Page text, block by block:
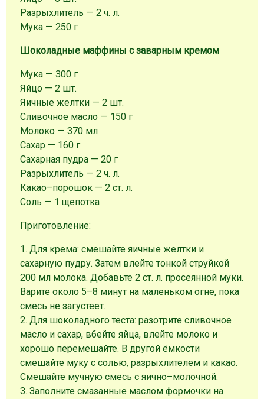
Разрыхлитель — 2 ч. л.
Мука — 250 г
Шоколадные маффины с заварным кремом
Мука — 300 г
Яйцо — 2 шт.
Яичные желтки — 2 шт.
Сливочное масло — 150 г
Молоко — 370 мл
Сахар — 160 г
Сахарная пудра — 20 г
Разрыхлитель — 2 ч. л.
Какао–порошок — 2 ст. л.
Соль — 1 щепотка
Приготовление:
1. Для крема: смешайте яичные желтки и
сахарную пудру. Затем влейте тонкой струйкой
200 мл молока. Добавьте 2 ст. л. просеянной муки.
Варите около 5–8 минут на маленьком огне, пока
смесь не загустеет.
2. Для шоколадного теста: разотрите сливочное
масло и сахар, вбейте яйца, влейте молоко и
хорошо перемешайте. В другой ёмкости
смешайте муку с солью, разрыхлителем и какао.
Смешайте мучную смесь с яично–молочной.
3. Заполните смазанные маслом формочки на